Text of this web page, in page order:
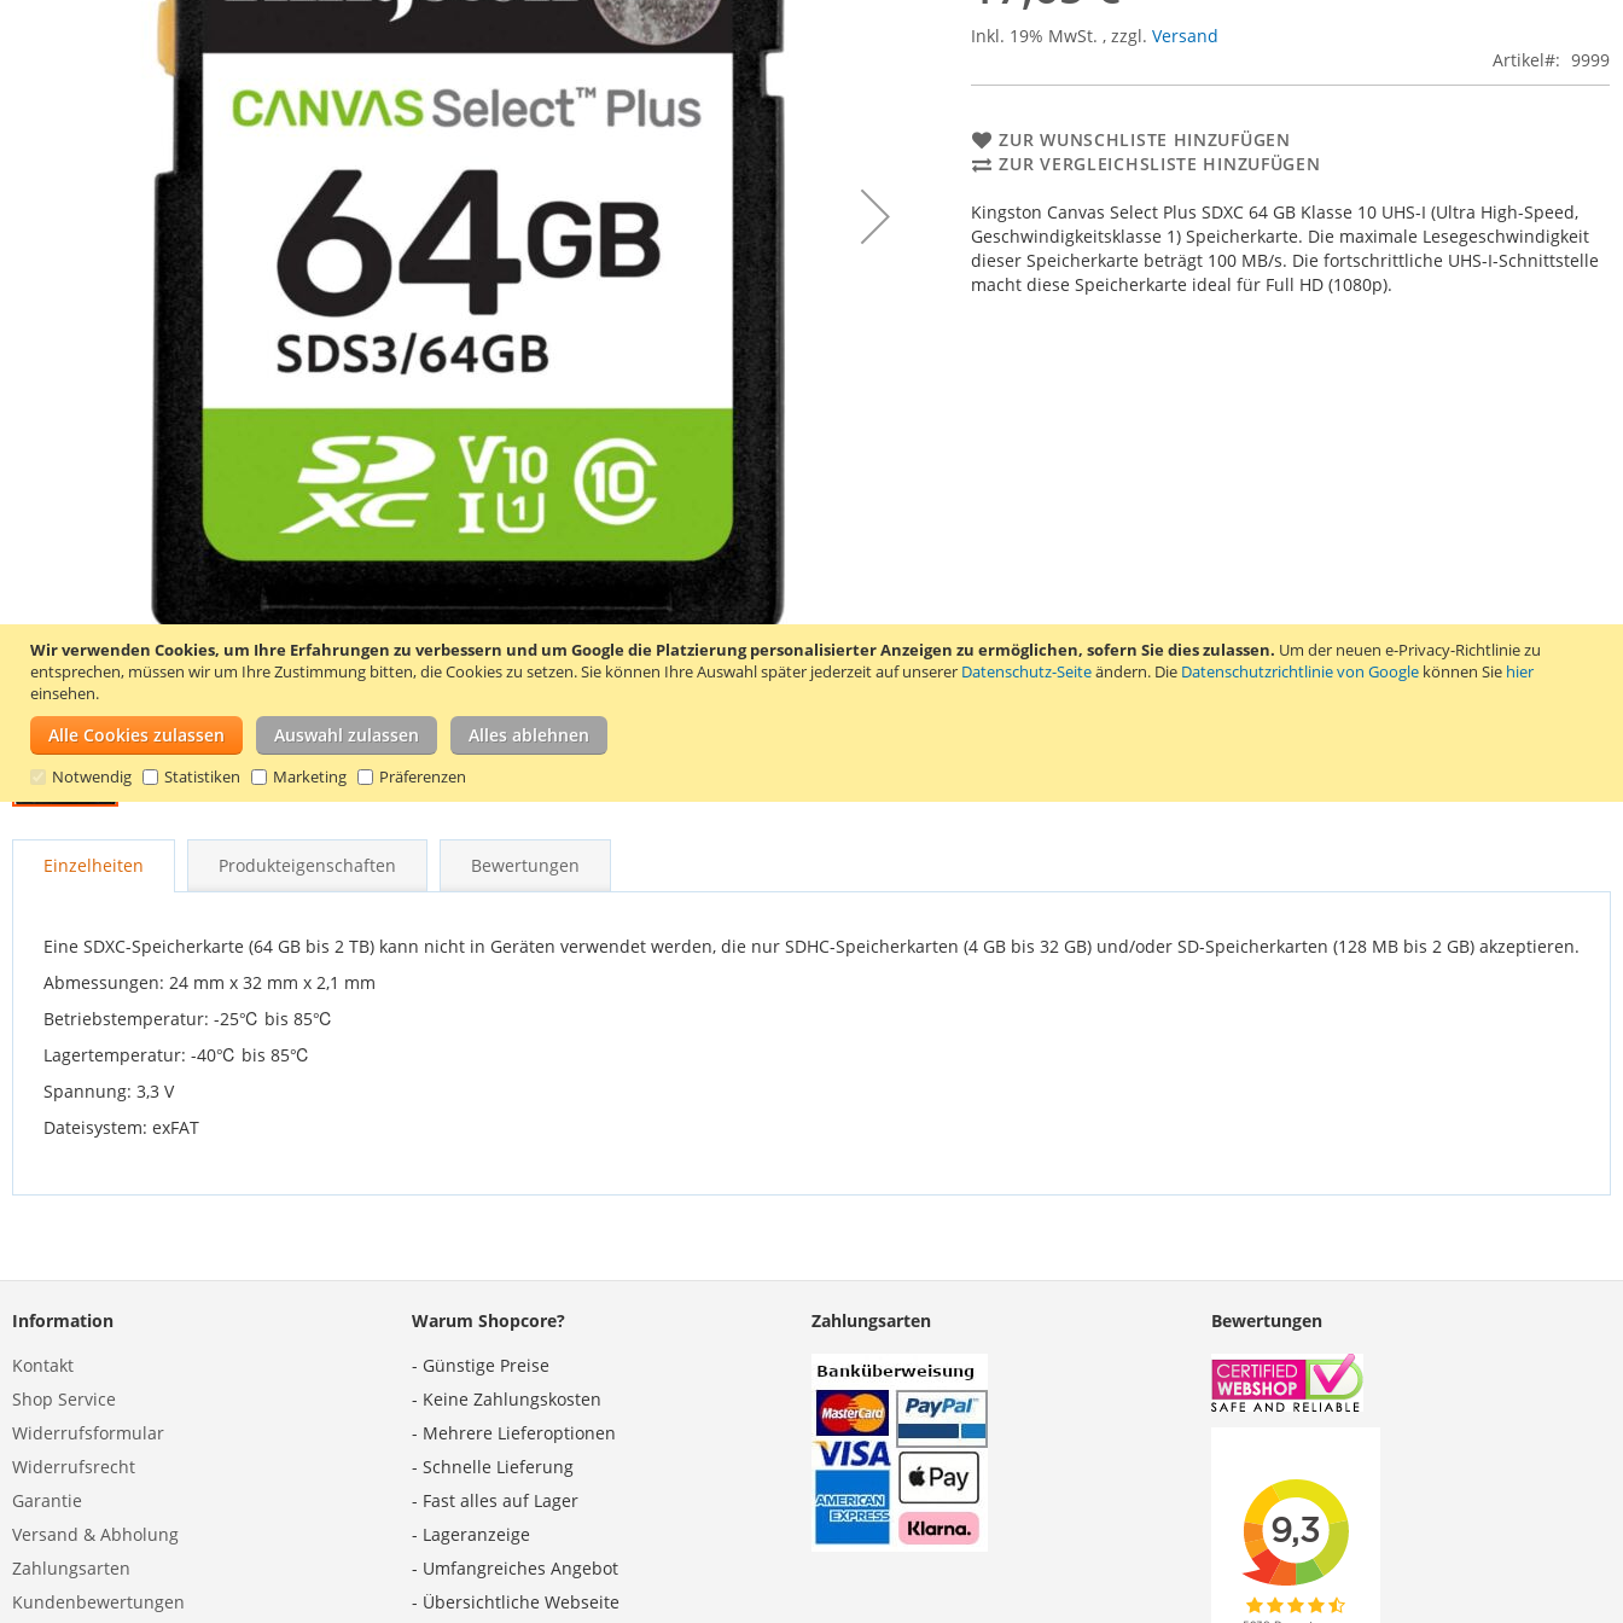
Wir verwenden Cookies, um Ihre Erfahrungen zu verbessern und um Google die Platzierung personalisierter Anzeigen zu ermöglichen, sofern Sie dies zulassen. Um der neuen e-Privacy-Richtlinie zu
entsprechen, müssen wir um Ihre Zustimmung bitten, die Cookies zu setzen.Sie können Ihre Auswahl später jederzeit auf unserer Datenschutz-Seiteändern. Die Datenschutzrichtlinie von Google können Sie hier
einsehen.
Alle Cookies zulassen Auswahl zulassen Alles ablehnen
Notwendig Statistiken Marketing Präferenzen
Anfang
Inkl. 19% MwSt., zzgl.Versand
Artikel
9999
ZUR WUNSCHLISTE HINZUFÜGEN
ZUR VERGLEICHSLISTE HINZUFÜGEN
Kingston Canvas Select Plus SDXC 64 GB Klasse 10 UHS-I (Ultra High-Speed,
Geschwindigkeitsklasse 1) Speicherkarte. Die maximale Lesegeschwindigkeit
dieser Speicherkarte beträgt 100 MB/s. Die fortschrittliche UHS-I-Schnittstelle
macht diese Speicherkarte ideal für Full HD (1080p).
Einzelheiten Produkteigenschaften Bewertungen
Eine SDXC-Speicherkarte (64 GB bis 2 TB) kann nicht in Geräten verwendet werden, die nur SDHC-Speicherkarten (4 GB bis 32 GB) und/oder SD-Speicherkarten (128 MB bis 2 GB) akzeptieren.
Abmessungen: 24 mm x 32 mm x 2,1 mm
Betriebstemperatur: -25℃ bis 85℃
Lagertemperatur: -40℃ bis 85℃
Spannung: 3,3 V
Dateisystem: exFAT
Information
Kontakt
Shop Service
Widerrufsformular
Widerrufsrecht
Garantie
Versand & Abholung
Zahlungsarten
Kundenbewertungen
Warum Shopcore?
- Günstige Preise
- Keine Zahlungskosten
- Mehrere Lieferoptionen
- Schnelle Lieferung
- Fast alles auf Lager
- Lageranzeige
- Umfangreiches Angebot
- Übersichtliche Webseite
Zahlungsarten Bewertungen